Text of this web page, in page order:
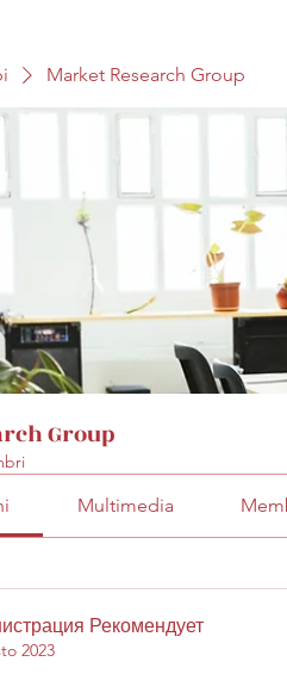
Market Research Group
Group
Multimedia
Рекомендует
2023